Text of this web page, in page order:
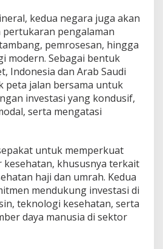
kedua negara juga akan
pertukaran pengalaman
pemrosesan, hingga
modern. Sebagai bentuk
Indonesia dan Arab Saudi
peta jalan bersama untuk
investasi yang kondusif,
serta mengatasi
untuk memperkuat
kesehatan, khususnya terkait
haji dan umrah. Kedua
mendukung investasi di
teknologi kesehatan, serta
daya manusia di sektor